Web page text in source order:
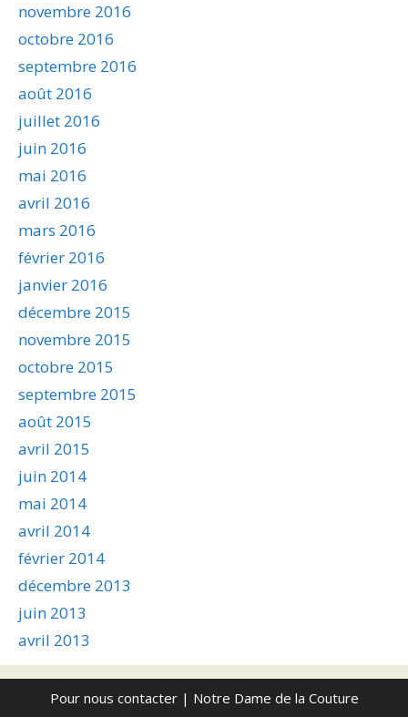
novembre 2016
octobre 2016
septembre 2016
août 2016
juillet 2016
juin 2016
mai 2016
avril 2016
mars 2016
février 2016
janvier 2016
décembre 2015
novembre 2015
octobre 2015
septembre 2015
août 2015
avril 2015
juin 2014
mai 2014
avril 2014
février 2014
décembre 2013
juin 2013
avril 2013
Pour nous contacter| Notre Dame de la Couture